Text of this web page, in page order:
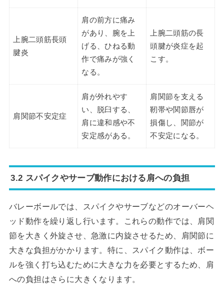
上腕二頭筋長頭
腱炎
肩の前方に痛み
があり、腕を上
げる、ひねる動
作で痛みが強く
なる。
上腕二頭筋の長
頭腱が炎症を起
こす。
肩関節不安定症
肩が外れやす
い、脱臼する、
肩に違和感や不
安定感がある。
肩関節を支える
靭帯や関節唇が
損傷し、関節が
不安定になる。
3.2 スパイクやサーブ動作における肩への負担
バレーボールでは、スパイクやサーブなどのオーバーヘ
ッド動作を繰り返し行います。これらの動作では、肩関
節を大きく外旋させ、急激に内旋させるため、肩関節に
大きな負担がかかります。特に、スパイク動作は、ボー
ルを強く打ち込むために大きな力を必要とするため、肩
への負担はさらに大きくなります。